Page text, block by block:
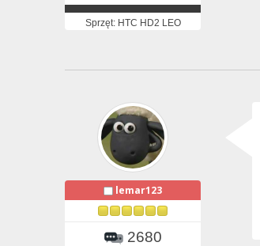
Sprzęt: HTC HD2 LEO
lemar123
2680